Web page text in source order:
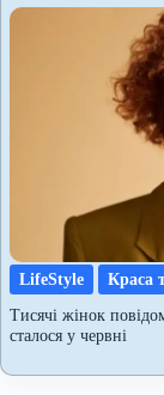
LifeStyle
Краса
Тисячі жінок
сталося у червні